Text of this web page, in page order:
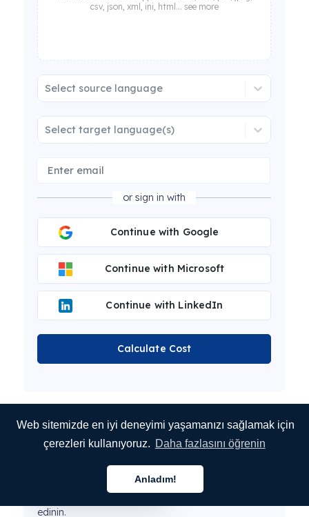
Web sitemizde en iyi deneyimi yaşamanızı sağlamak için
çerezleri kullanıyoruz. Daha fazlasını öğrenin
Anladım!
csv, json, xml, ini, html... see more
Select source language
Select target language(s)
or sign in with
Continue with Google
Continue with Microsoft
Continue with LinkedIn
Calculate Cost
Bu makale MotaWord Active Makine Çevirisi
tarafından çevrilmiştir.
şu anda bu makale üzerinde çalışıyor.
edinin.
Türkçe